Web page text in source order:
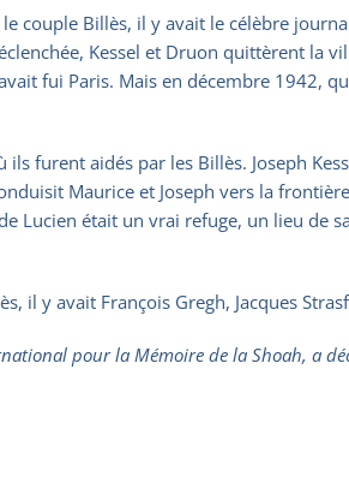
couple Billès, il y avait le célèbre
Kessel et Druon quittèrent la
fui Paris. Mais en décembre 1942,
furent aidés par les Billès. Joseph
Maurice et Joseph vers la
Lucien était un vrai refuge, un lieu de
il y avait François Gregh, Jacques
pour la Mémoire de la Shoah, a